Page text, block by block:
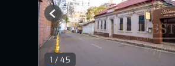
1 / 45
Previous